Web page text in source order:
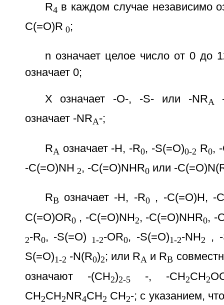
R4 в каждом случае независимо
C(=O)R 0;
n означает целое число от 0 до
означает 0;
Х означает -O-, -S- или -NRA
означает -NRA-;
RA означает -Н, -R0, -S(=O)0-2 R0,
-C(=O)NH 2, -C(=O)NHR0или -
RB означает -Н, -R0, -C(=O)H, -
C(=O)OR0, -C(=O)NH2, -C(=O)NHR0, -
2-R0, -S(=O) 1-2-OR0, -S(=O)1-2-NH2
, -
S(=O)1-2 -N(R0)2; или RA и RB
означают -(СН2)2-5 -, -CH2CH2
CH2CH2NR4CH2 CH2-; с указанием,